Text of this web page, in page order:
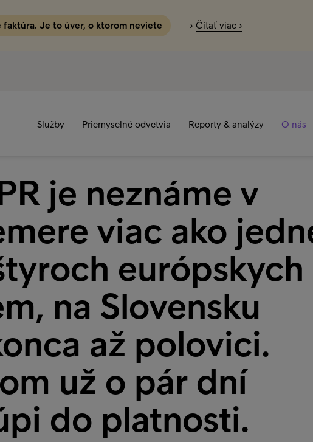
faktúra. Je to úver, o ktorom neviete › Čítať viac ›
Služby Priemyselné odvetvia Reporty & analýzy O nás
je neznáme v
viac ako
európskych
na Slovensku
až polovici.
už o pár dní
do platnosti.